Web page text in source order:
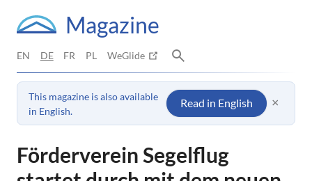
Magazine
EN DE FR PL WeGlide
This magazine is also available
in English.
Read in English ×
Förderverein Segelflug